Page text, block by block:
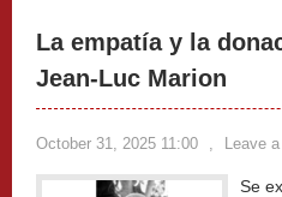
La empatía y la
Jean-Luc Marion
October 31, 2025 11:00 , Leave
Se